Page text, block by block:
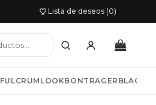
Lista de deseos (0)
FULCRUM LOOKBONTRAGER